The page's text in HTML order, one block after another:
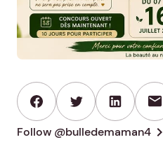
mail
Follow @bulledemaman4 chevron_right